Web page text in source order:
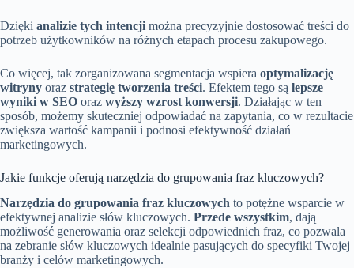
Dzięki analizie tych intencji można precyzyjnie dostosować treści do
potrzeb użytkowników na różnych etapach procesu zakupowego.
Co więcej, tak zorganizowana segmentacja wspiera optymalizację
witryny oraz strategię tworzenia treści. Efektem tego są lepsze
wyniki w SEO oraz wyższy wzrost konwersji. Działając w ten
sposób, możemy skuteczniej odpowiadać na zapytania, co w rezultacie
zwiększa wartość kampanii i podnosi efektywność działań
marketingowych.
Jakie funkcje oferują narzędzia do grupowania fraz kluczowych?
Narzędzia do grupowania fraz kluczowych to potężne wsparcie w
efektywnej analizie słów kluczowych. Przede wszystkim, dają
możliwość generowania oraz selekcji odpowiednich fraz, co pozwala
na zebranie słów kluczowych idealnie pasujących do specyfiki Twojej
branży i celów marketingowych.